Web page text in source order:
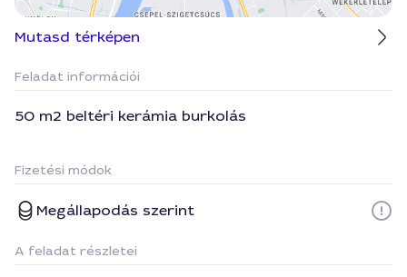
Mutasd térképen
Feladat információi
50 m2 beltéri kerámia burkolás
Fizetési módok
Megállapodás szerint
A feladat részletei